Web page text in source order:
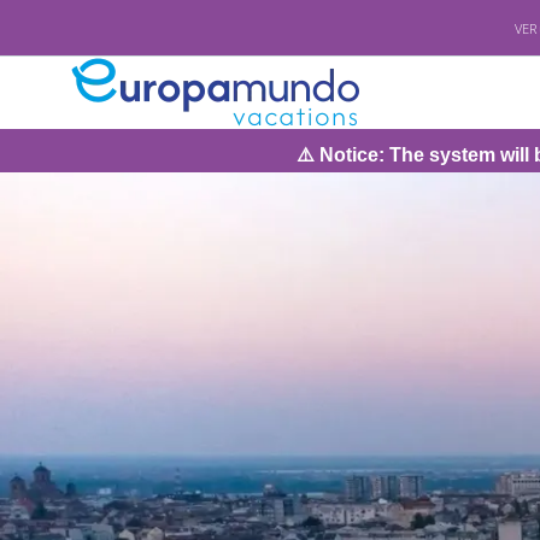
⚠️ Notice: The system will be under